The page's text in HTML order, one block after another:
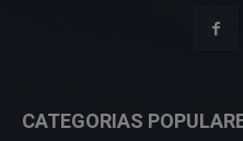
CATEGORIAS